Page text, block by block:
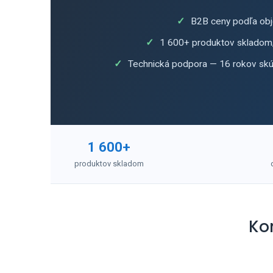
B2B ceny podľa
1 600+ produktov
Technická podpora — 16 rokov
1 600+
produktov skladom